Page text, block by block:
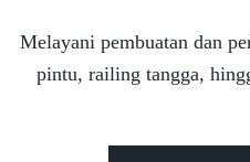
Melayani pembuatan dan
pintu, railing tangga,